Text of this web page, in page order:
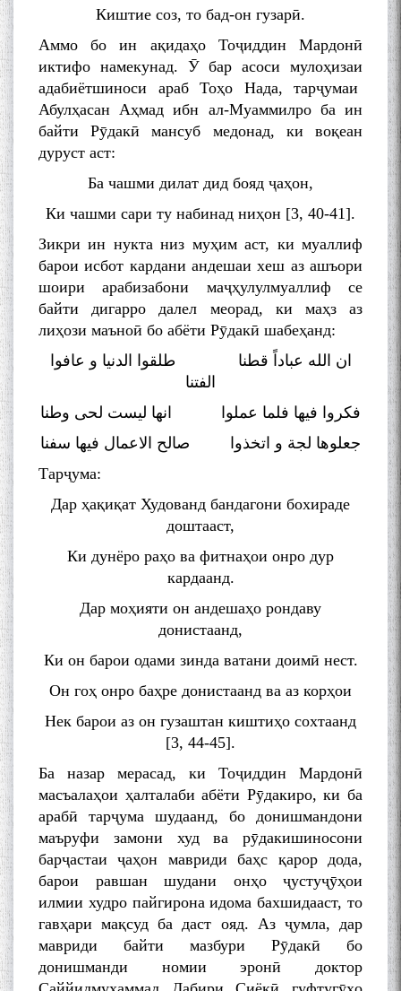
Киштие соз, то бад-он гузарӣ.
Аммо бо ин ақидаҳо Тоҷиддин Мардонӣ
иктифо намекунад. Ӯ бар асоси мулоҳизаи
адабиётшиноси араб Тоҳо Нада, тарҷумаи
Абулҳасан Аҳмад ибн ал-Муаммилро ба ин
байти Рӯдакӣ мансуб медонад, ки воқеан
дуруст аст:
Ба чашми дилат дид бояд ҷаҳон,
Ки чашми сари ту набинад ниҳон [3, 40-41].
Зикри ин нукта низ муҳим аст, ки муаллиф
барои исбот кардани андешаи хеш аз ашъори
шоири арабизабони маҷҳулулмуаллиф се
байти дигарро далел меорад, ки маҳз аз
лиҳози маъноӣ бо абёти Рӯдакӣ шабеҳанд:
ان الله عباداً قطنا طلقوا الدنیا و عافوا
الفتنا
فکروا فیها فلما عملوا انها لیست لحی وطنا
جعلوها لجة و اتخذوا صالح الاعمال فیها سفنا
Тарҷума:
Дар ҳақиқат Худованд бандагони бохираде
доштааст,
Ки дунёро раҳо ва фитнаҳои онро дур
кардаанд.
Дар моҳияти он андешаҳо рондаву
донистаанд,
Ки он барои одами зинда ватани доимӣ нест.
Он гоҳ онро баҳре донистаанд ва аз корҳои
Нек барои аз он гузаштан киштиҳо сохтаанд
[3, 44-45].
Ба назар мерасад, ки Тоҷиддин Мардонӣ
масъалаҳои ҳалталаби абёти Рӯдакиро, ки ба
арабӣ тарҷума шудаанд, бо донишмандони
маъруфи замони худ ва рӯдакишиносони
барҷастаи ҷаҳон мавриди баҳс қарор дода,
барои равшан шудани онҳо ҷустуҷӯҳои
илмии худро пайгирона идома бахшидааст, то
гавҳари мақсуд ба даст ояд. Аз ҷумла, дар
мавриди байти мазбури Рӯдакӣ бо
донишманди номии эронӣ доктор